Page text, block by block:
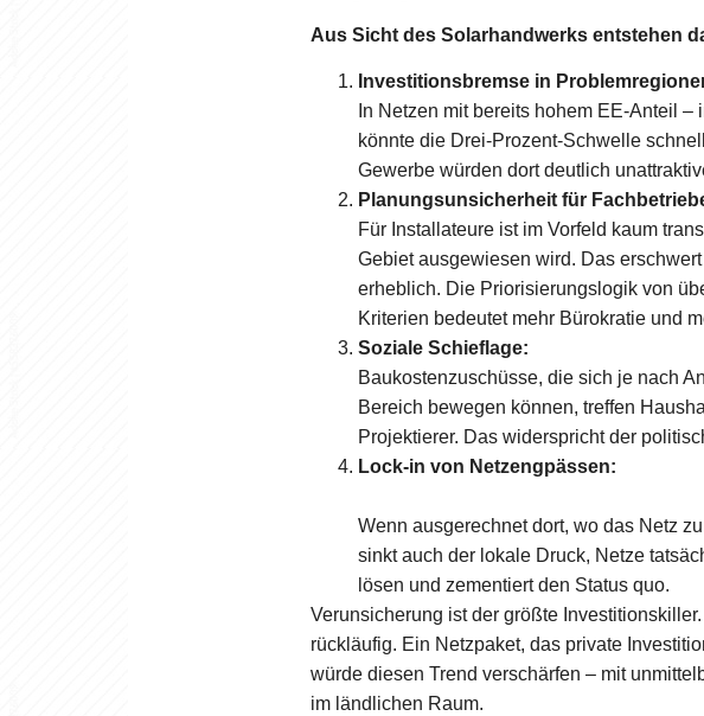
Aus Sicht des Solarhandwerks entstehen
Investitionsbremse in
In Netzen mit bereits hohem EE-Anteil
könnte die Drei-Prozent-Schwelle
Gewerbe würden dort deutlich
Planungsunsicherheit für
Für Installateure ist im Vorfeld kaum
Gebiet ausgewiesen wird. Das
erheblich. Die Priorisierungslogik von
Kriterien bedeutet mehr Bürokratie und
Soziale Schieflage:
Baukostenzuschüsse, die sich je nach
Bereich bewegen können, treffen
Projektierer. Das widerspricht der
Lock-in von Netzengpässen:
Wenn ausgerechnet dort, wo das Netz
sinkt auch der lokale Druck, Netze
lösen und zementiert den Status quo.
Verunsicherung ist der größte
rückläufig. Ein Netzpaket, das private
würde diesen Trend verschärfen – mit
im ländlichen Raum.